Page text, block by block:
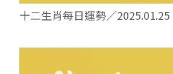
十二生肖每日運勢／2025.01.25